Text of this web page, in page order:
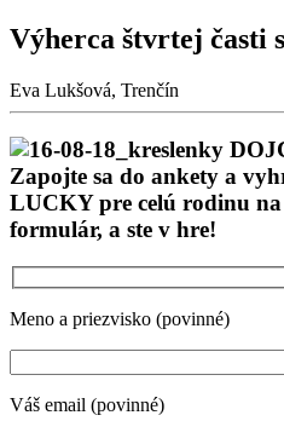
Výherca štvrtej časti
Eva Lukšová, Trenčín
Zapojte sa do ankety a
LUCKY pre celú rodinu
formulár, a ste v hre!
Meno a priezvisko (povinné)
Váš email (povinné)